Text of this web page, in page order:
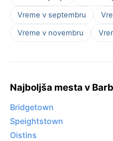
Vreme v septembru
Vreme v novembru
Najboljša mesta v
Bridgetown
Speightstown
Oistins